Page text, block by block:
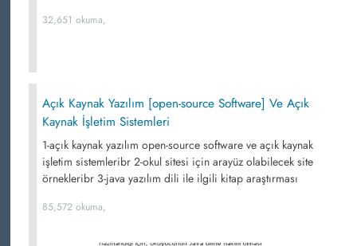
32,651 okuma,
Açık Kaynak Yazılım [open-source Software] Ve Açık
Kaynak İşletim Sistemleri
1-açık kaynak yazılım open-source software ve açık kaynak
işletim sistemleribr 2-okul sitesi için arayüz olabilecek site
örnekleribr 3-java yazılım dili ile ilgili kitap araştırması
85,572 okuma,